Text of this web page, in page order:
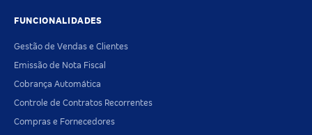
FUNCIONALIDADES
Gestão de Vendas e Clientes
Emissão de Nota Fiscal
Cobrança Automática
Controle de Contratos Recorrentes
Compras e Fornecedores